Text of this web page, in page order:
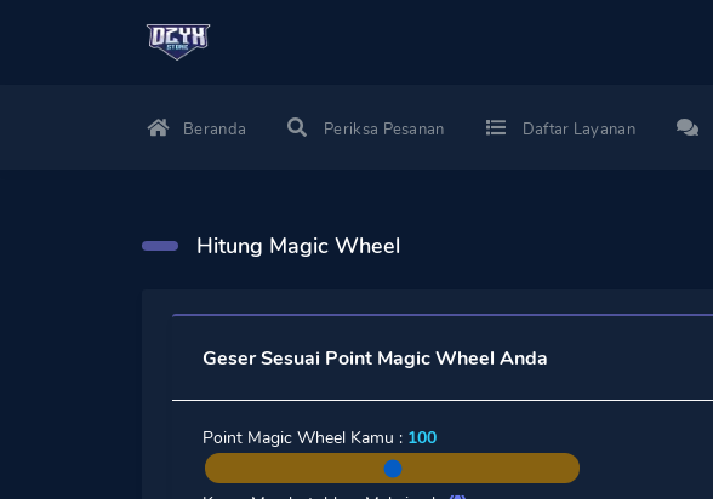
Beranda Periksa Pesanan Daftar Layanan
Hitung Magic Wheel
Geser Sesuai Point Magic Wheel Anda
Point Magic Wheel Kamu : 100